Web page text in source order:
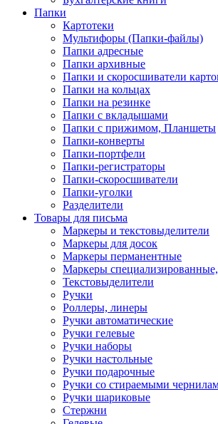
Папки
Картотеки
Мультифоры (Папки-файлы)
Папки адресные
Папки архивные
Папки и скоросшиватели
Папки на кольцах
Папки на резинке
Папки с вкладышами
Папки с прижимом, Планшеты
Папки-конверты
Папки-портфели
Папки-регистраторы
Папки-скоросшиватели
Папки-уголки
Разделители
Товары для письма
Маркеры и текстовыделители
Маркеры для досок
Маркеры перманентные
Маркеры специализированные,
Текстовыделители
Ручки
Роллеры, линеры
Ручки автоматические
Ручки гелевые
Ручки наборы
Ручки настольные
Ручки подарочные
Ручки со стираемыми
Ручки шариковые
Стержни